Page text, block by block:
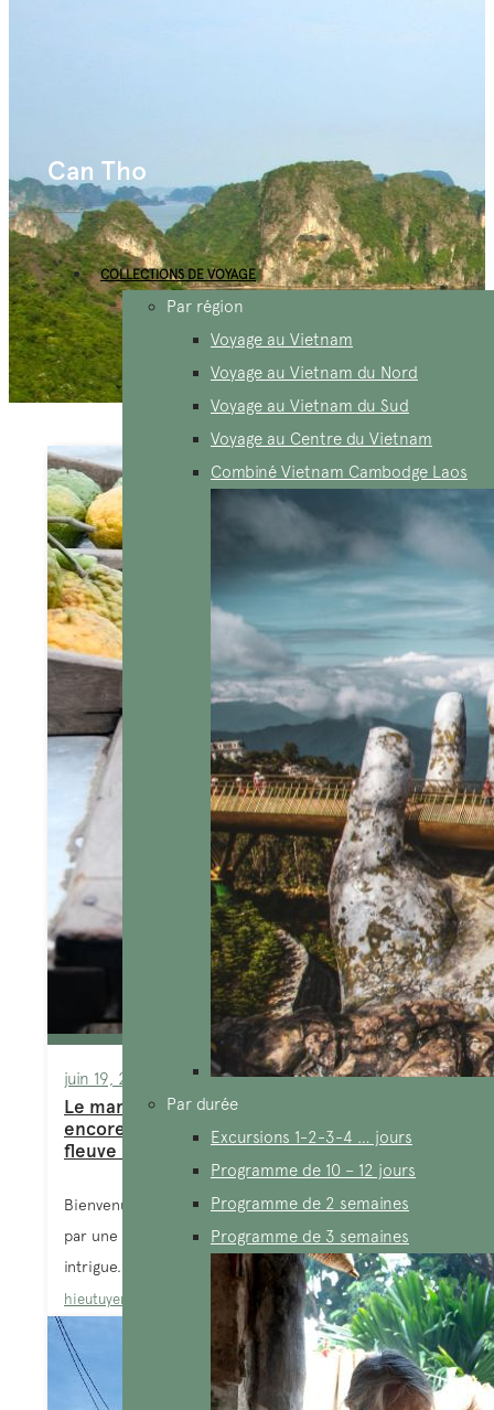
COLLECTIONS DE VOYAGE
Par région
Voyage au Vietnam
Voyage au Vietnam du Nord
Voyage au Vietnam du Sud
Voyage au Centre du Vietnam
Combiné Vietnam Cambodge Laos
Par durée
Excursions 1-2-3-4 … jours
Programme de 10 – 12 jours
Programme de 2 semaines
Programme de 3 semaines
Can Tho
juin 19, 2025
Le marché flottant de Cái Răng existe-t-il
encore ? Un voyage réel en bateau sur le
fleuve Mekong
Bienvenue à tous ! Tout commence dans cet article
par une question simple et directe — mais qui nous
intrigue...
hieutuyen Vietnam du Sud